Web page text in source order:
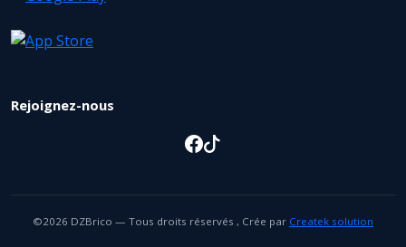
Rejoignez-nous
©2026 DZBrico — Tous droits réservés , Crée par Createk solution